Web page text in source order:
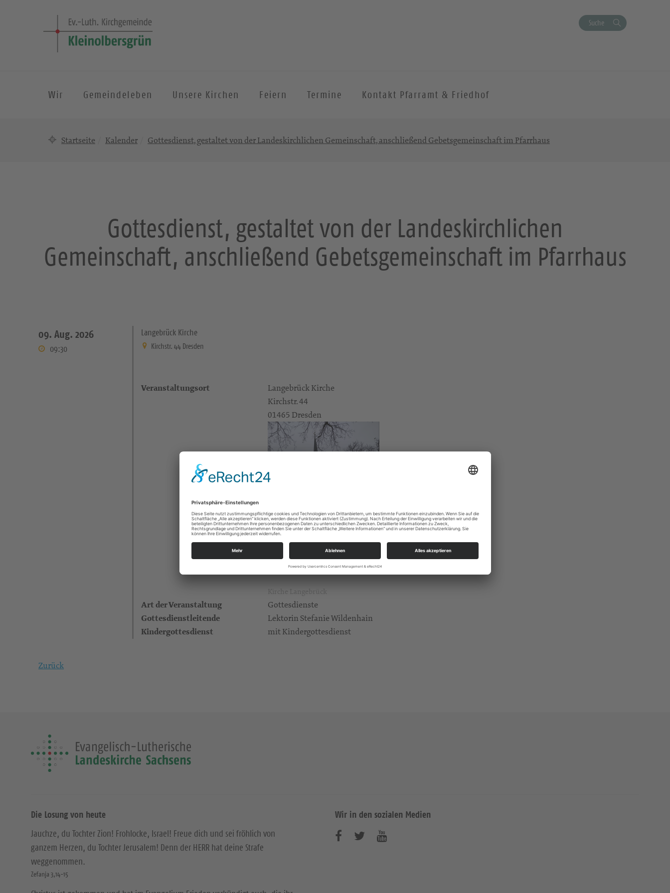
Suche
Wir Gemeindeleben Unsere Kirchen Feiern Termine Kontakt Pfarramt & Friedhof
Startseite Kalender Gottesdienst, gestaltet von der Landeskirchlichen Gemeinschaft, anschließend Gebetsgemeinschaft im Pfarrhaus
Gottesdienst, gestaltet von der Landeskirchlichen
Gemeinschaft, anschließend Gebetsgemeinschaft im Pfarrhaus
09. Aug. 2026
09:30
Langebrück Kirche
Kirchstr. 44 Dresden
Veranstaltungsort
Langebrück Kirche
Kirchstr. 44
01465 Dresden
Kirche Langebrück
Art der Veranstaltung Gottesdienste
Gottesdienstleitende Lektorin Stefanie Wildenhain
Kindergottesdienst mit Kindergottesdienst
Zurück
Die Losung von heute
Jauchze, du Tochter Zion! Frohlocke, Israel! Freue dich und sei fröhlich von
ganzem Herzen, du Tochter Jerusalem! Denn der HERR hat deine Strafe
weggenommen.
Zefanja 3,14-15
Wir in den sozialen Medien
B
B
B